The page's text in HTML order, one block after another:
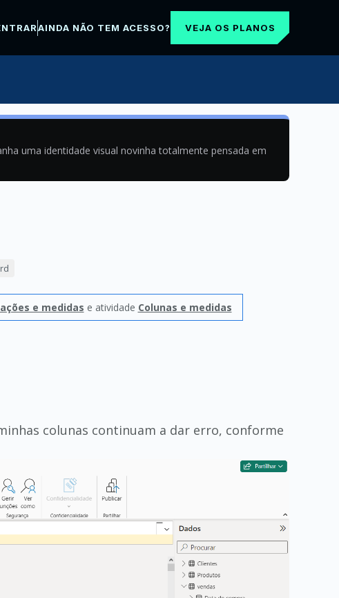
AINDA NÃO TEM ACESSO? VEJA OS PLANOS
uma identidade visual novinha totalmente pensada em
e medidas e atividade Colunas e medidas
colunas continuam a dar erro, conforme